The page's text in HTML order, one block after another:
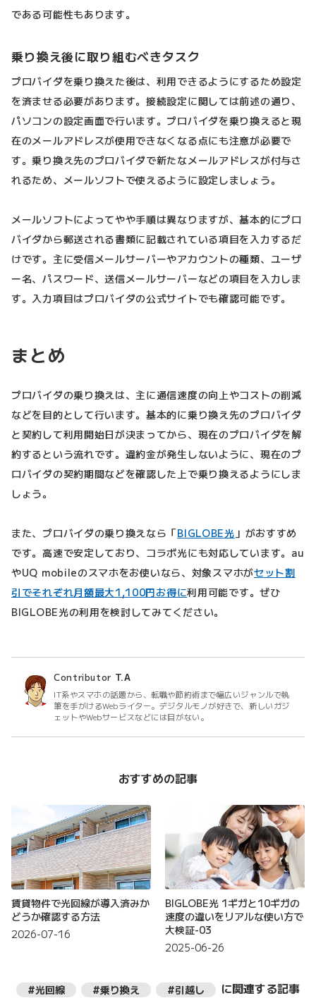
である可能性もあります。
乗り換え後に取り組むべきタスク
プロバイダを乗り換えた後は、利用できるようにするため設定
を済ませる必要があります。接続設定に関しては前述の通り、
パソコンの設定画面で行います。プロバイダを乗り換えると現
在のメールアドレスが使用できなくなる点にも注意が必要で
す。乗り換え先のプロバイダで新たなメールアドレスが付与さ
れるため、メールソフトで使えるように設定しましょう。
メールソフトによってやや手順は異なりますが、基本的にプロ
バイダから郵送される書類に記載されている項目を入力するだ
けです。主に受信メールサーバーやアカウントの種類、ユーザ
ー名、パスワード、送信メールサーバーなどの項目を入力しま
す。入力項目はプロバイダの公式サイトでも確認可能です。
まとめ
プロバイダの乗り換えは、主に通信速度の向上やコストの削減
などを目的として行います。基本的に乗り換え先のプロバイダ
と契約して利用開始日が決まってから、現在のプロバイダを解
約するという流れです。違約金が発生しないように、現在のプ
ロバイダの契約期間などを確認した上で乗り換えるようにしま
しょう。
また、プロバイダの乗り換えなら「BIGLOBE光 」がおすすめ
です。高速で安定しており、コラボ光にも対応しています。au
やUQ mobileのスマホをお使いなら、対象スマホがセット割
引でそれぞれ月額最大1,100円お得に利用可能です。ぜひ
BIGLOBE光の利用を検討してみてください。
Contributor T.A
IT系やスマホの話題から、転職や節約術まで幅広いジャンルで執
筆を手がけるWebライター。デジタルモノが好きで、新しいガジ
ェットやWebサービスなどには目がない。
おすすめの記事
賃貸物件で光回線が導入済みか
どうか確認する方法
2026-07-16
BIGLOBE光 1ギガと10ギガの
速度の違いをリアルな使い方で
大検証-03
2025-06-26
#光回線 #乗り換え #引越し に関連する記事